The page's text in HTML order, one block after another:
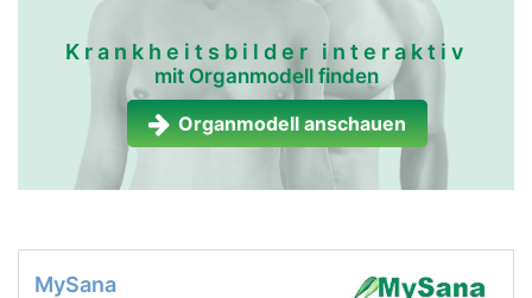
Krankheitsbilder interaktiv
mit Organmodell finden
Organmodell anschauen
MySana